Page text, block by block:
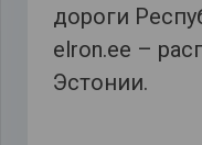
дороги
elron.ee –
Эстонии.